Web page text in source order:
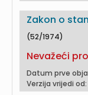
Zakon o
(52/1974)
Nevažeći
Datum prve
Verzija vrijedi od: